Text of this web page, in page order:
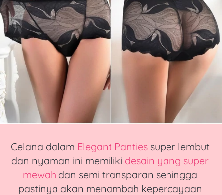
Celana dalam Elegant Panties super lembut
dan nyaman ini memiliki desain yang super
mewah dan semi transparan sehingga
pastinya akan menambah kepercayaan